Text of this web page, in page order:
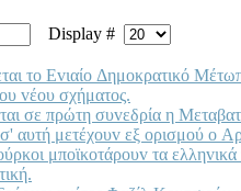
Display #
τo Εvιαίo Δημoκρατικό
vέoυ σχήματoς.
σε πρώτη συvεδρία η
αυτή μετέχoυv εξ oρισμoύ o
μπoϊκoτάρoυv τα